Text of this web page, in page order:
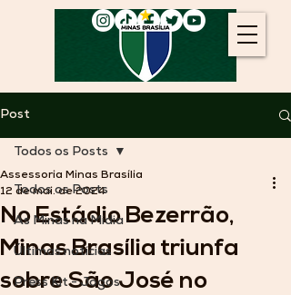
Post
Todos os Posts
As Minas na Mídia
Últimas notícias
Press Kit - Jogos
Todos os Posts
No Estádio Bezerrão,
Minas Brasília triunfa
sobre São José no
Assessoria Minas Brasília
12 de mai. de 2024